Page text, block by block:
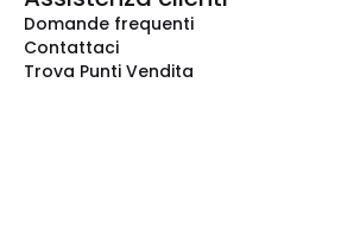
Domande frequenti
Contattaci
Trova Punti Vendita